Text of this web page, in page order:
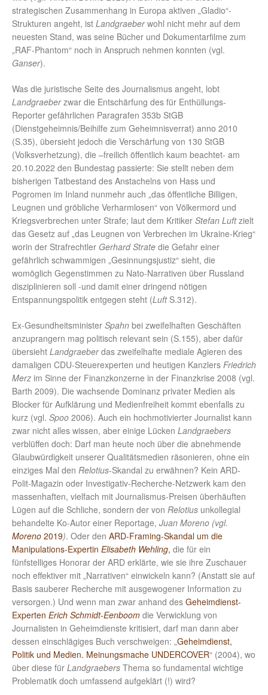
strategischen Zusammenhang in Europa aktiven „Gladio“-
Strukturen angeht, ist Landgraeberwohl nicht mehr auf dem
neuesten Stand, was seine Bücher und Dokumentarfilme zum
„RAF-Phantom“ noch in Anspruch nehmen konnten (vgl.
Ganser).
Was die juristische Seite des Journalismus angeht, lobt
Landgraeberzwar die Entschärfung des für Enthüllungs-
Reporter gefährlichen Paragrafen 353b StGB
(Dienstgeheimnis/Beihilfe zum Geheimnisverrat) anno 2010
(S.35), übersieht jedoch die Verschärfung von 130 StGB
(Volksverhetzung), die –freilich öffentlich kaum beachtet- am
20.10.2022 den Bundestag passierte: Sie stellt neben dem
bisherigen Tatbestand des Anstachelns von Hass und
Pogromen im Inland nunmehr auch „das öffentliche Billigen,
Leugnen und gröbliche Verharmlosen“ von Völkermord und
Kriegsverbrechen unter Strafe; laut dem Kritiker Stefan Luftzielt
das Gesetz auf „das Leugnen von Verbrechen im Ukraine-Krieg“
worin der Strafrechtler Gerhard Strate die Gefahr einer
gefährlich schwammigen „Gesinnungsjustiz“ sieht, die
womöglich Gegenstimmen zu Nato-Narrativen über Russland
disziplinieren soll -und damit einer dringend nötigen
Entspannungspolitik entgegen steht (LuftS.312).
Ex-Gesundheitsminister Spahn bei zweifelhaften Geschäften
anzuprangern mag politisch relevant sein (S.155), aber dafür
übersieht Landgraeberdas zweifelhafte mediale Agieren des
damaligen CDU-Steuerexperten und heutigen Kanzlers Friedrich
Merz im Sinne der Finanzkonzerne in der Finanzkrise 2008 (vgl.
Barth 2009). Die wachsende Dominanz privater Medien als
Blocker für Aufklärung und Medienfreiheit kommt ebenfalls zu
kurz (vgl. Spoo 2006). Auch ein hochmotivierter Journalist kann
zwar nicht alles wissen, aber einige Lücken Landgraebers
verblüffen doch: Darf man heute noch über die abnehmende
Glaubwürdigkeit unserer Qualitätsmedien räsonieren, ohne ein
einziges Mal den Relotius-Skandal zu erwähnen? Kein ARD-
Polit-Magazin oder Investigativ-Recherche-Netzwerk kam den
massenhaften, vielfach mit Journalismus-Preisen überhäuften
Lügen auf die Schliche, sondern der von Relotius unkollegial
behandelte Ko-Autor einer Reportage, Juan Moreno (vgl.
Moreno 2019). Oder den ARD-Framing-Skandal um die
Manipulations-Expertin Elisabeth Wehling, die für ein
fünfstelliges Honorar der ARD erklärte, wie sie ihre Zuschauer
noch effektiver mit „Narrativen“ einwickeln kann? (Anstatt sie auf
Basis sauberer Recherche mit ausgewogener Information zu
versorgen.) Und wenn man zwar anhand des Geheimdienst-
Experten Erich Schmidt-Eenboom die Verwicklung von
Journalisten in Geheimdienste kritisiert, darf man dann aber
dessen einschlägiges Buch verschweigen: „Geheimdienst,
Politik und Medien. Meinungsmache UNDERCOVER“ (2004), wo
über diese für Landgraebers Thema so fundamental wichtige
Problematik doch umfassend aufgeklärt (!) wird?